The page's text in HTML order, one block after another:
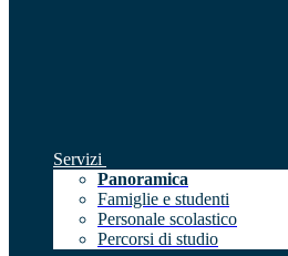
Servizi
Panoramica
Famiglie e studenti
Personale scolastico
Percorsi di studio